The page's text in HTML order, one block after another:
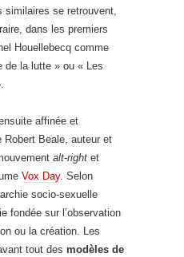
similaires se retrouvent,
dans les premiers
Houellebecq comme
de la lutte » ou « Les
affinée et
Robert Beale, auteur et
alt-right et
Vox Day. Selon
socio-sexuelle
fondée sur l’observation
ou la création. Les
tout des modèles de